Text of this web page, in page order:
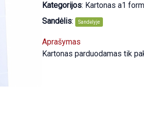
Kategorijos: Kartonas a1
Sandėlis: Sandėlyje
Aprašymas
Kartonas parduodamas tik